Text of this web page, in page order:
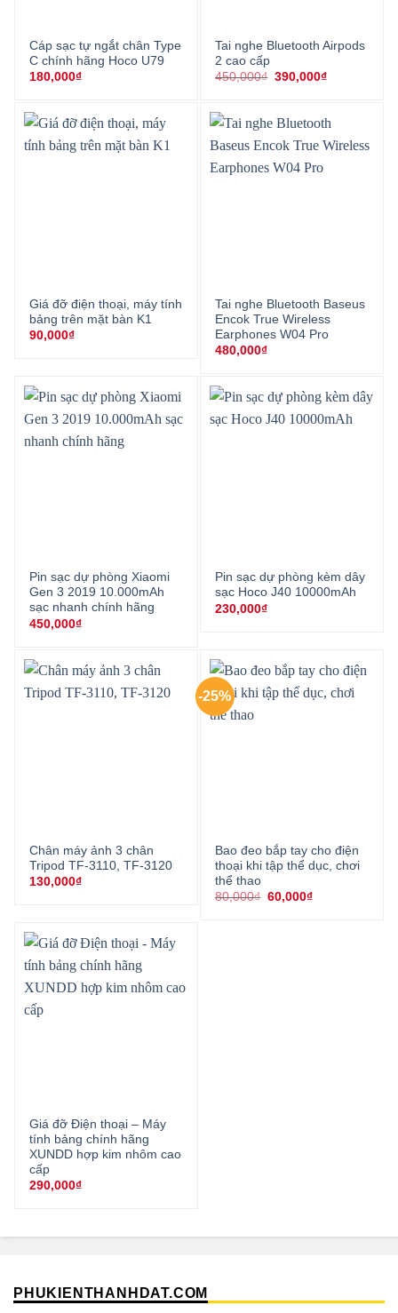
Cáp sạc tự ngắt chân Type
C chính hãng Hoco U79
180,000₫
Tai nghe Bluetooth Airpods
2 cao cấp
450,000₫ Giá
390,000₫Giá
390,000₫.
Giá đỡ điện thoại, máy tính
bảng trên mặt bàn K1
90,000₫
Tai nghe Bluetooth Baseus
Encok True Wireless
Earphones W04 Pro
480,000₫
Pin sạc dự phòng Xiaomi
Gen 3 2019 10.000mAh
sạc nhanh chính hãng
450,000₫
Pin sạc dự phòng kèm dây
sạc Hoco J40 10000mAh
230,000₫
Chân máy ảnh 3 chân
Tripod TF-3110, TF-3120
130,000₫
-25%
Bao đeo bắp tay cho điện
thoại khi tập thể dục, chơi
thể thao
80,000₫ Giá
60,000₫Giá
Giá đỡ Điện thoại – Máy
tính bảng chính hãng
XUNDD hợp kim nhôm cao
cấp
290,000₫
PHUKIENTHANHDAT.COM